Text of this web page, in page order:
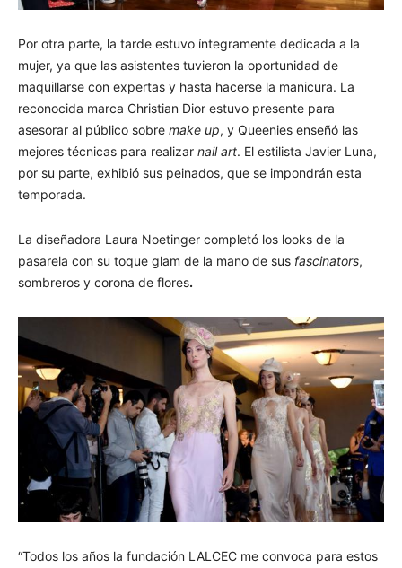
Por otra parte, la tarde estuvo íntegramente dedicada a la
mujer, ya que las asistentes tuvieron la oportunidad de
maquillarse con expertas y hasta hacerse la manicura. La
reconocida marca Christian Dior estuvo presente para
asesorar al público sobre make up, y Queenies enseñó las
mejores técnicas para realizar nail art. El estilista Javier Luna,
por su parte, exhibió sus peinados, que se impondrán esta
temporada.
La diseñadora Laura Noetinger completó los looks de la
pasarela con su toque glam de la mano de sus fascinators,
sombreros y corona de flores.
“Todos los años la fundación LALCEC me convoca para estos